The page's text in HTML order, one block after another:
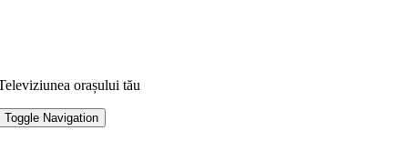
orașului tău
Toggle Navigation